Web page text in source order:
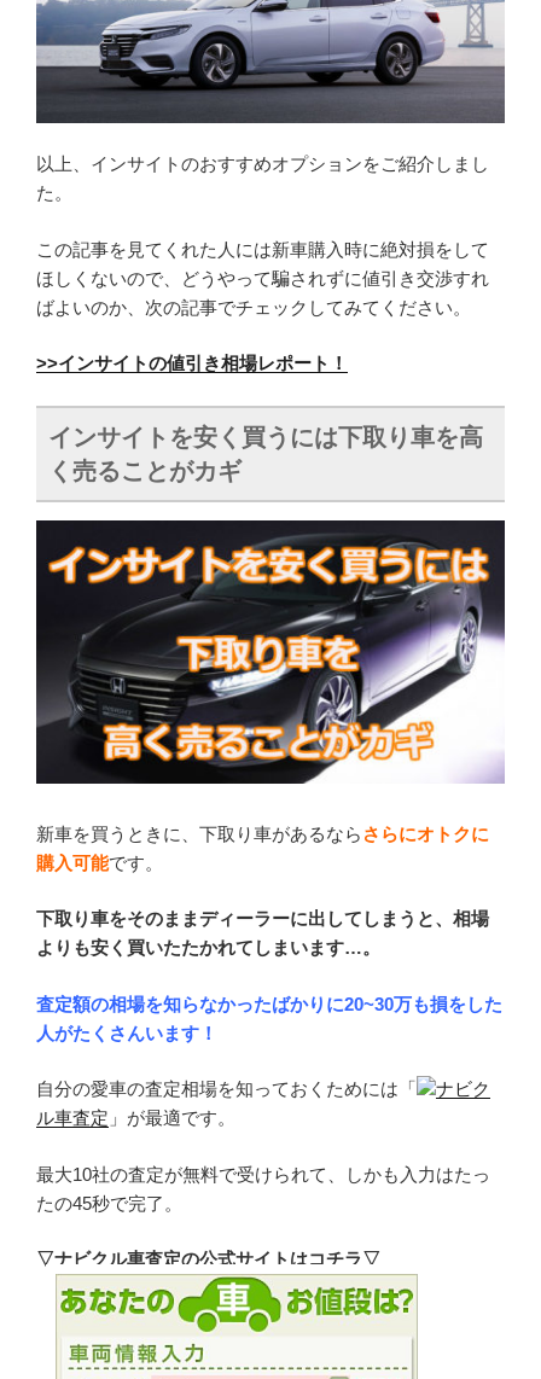
以上、インサイトのおすすめオプションをご紹介しまし
た。
この記事を見てくれた人には新車購入時に絶対損をして
ほしくないので、どうやって騙されずに値引き交渉すれ
ばよいのか、次の記事でチェックしてみてください。
>>インサイトの値引き相場レポート！
インサイトを安く買うには下取り車を高
く売ることがカギ
新車を買うときに、下取り車があるなら さらにオトクに
購入可能です。
下取り車をそのままディーラーに出してしまうと、相場
よりも安く買いたたかれてしまいます…。
査定額の相場を知らなかったばかりに20~30万も損をした
人がたくさんいます！
自分の愛車の査定相場を知っておくためには「
ナビク
ル車査定 」が最適です。
最大10社の査定が無料で受けられて、しかも入力はたっ
たの45秒で完了。
▽ナビクル車査定の公式サイトはコチラ▽